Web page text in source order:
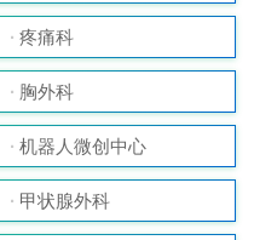
疼痛科
胸外科
机器人微创中心
甲状腺外科